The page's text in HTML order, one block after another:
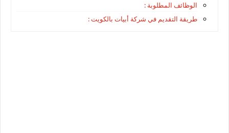
الوظائف المطلوبة :
طريقة التقديم في شركة أبيات بالكويت :